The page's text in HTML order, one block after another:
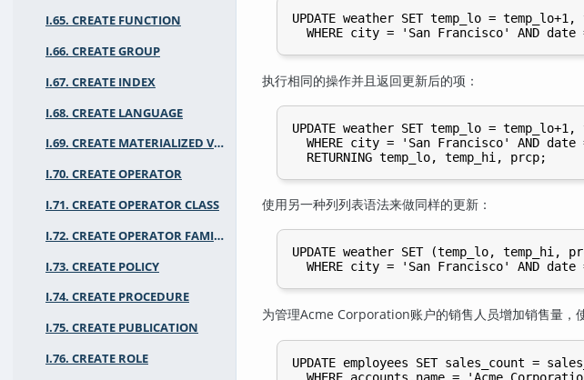
I.65. CREATE FUNCTION
I.66. CREATE GROUP
I.67. CREATE INDEX
I.68. CREATE LANGUAGE
I.69. CREATE MATERIALIZED VIEW
I.70. CREATE OPERATOR
I.71. CREATE OPERATOR CLASS
I.72. CREATE OPERATOR FAMILY
I.73. CREATE POLICY
I.74. CREATE PROCEDURE
I.75. CREATE PUBLICATION
I.76. CREATE ROLE
UPDATE weather SET temp_lo =
执行相同的操作并且返回更新后的项：
UPDATE weather SET temp_lo =
WHERE city = 'San Francisco' AND date
使用另一种列列表语法来做同样的更新：
UPDATE weather SET (temp_lo, temp_hi,
为管理Acme Corporation账户的销售人员增加销售量，
UPDATE employees SET sales_count =